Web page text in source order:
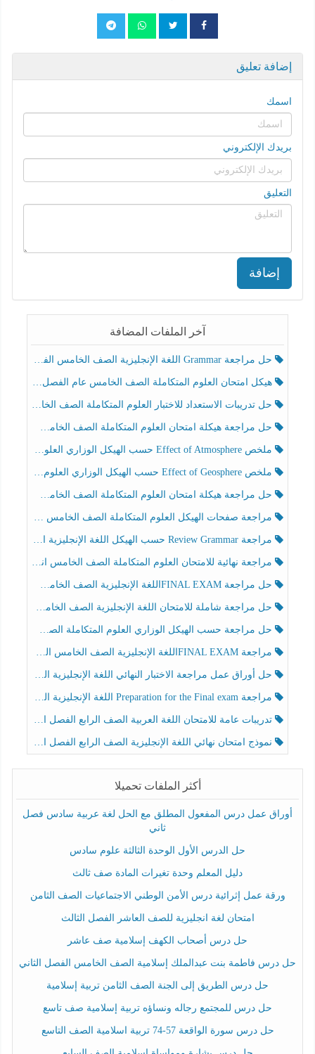
إضافة تعليق
اسمك
بريدك الإلكتروني
التعليق
إضافة
آخر الملفات المضافة
حل مراجعة Grammar اللغة الإنجليزية الصف الخامس الفصل الثالث
هيكل امتحان العلوم المتكاملة الصف الخامس عام الفصل الدراسي الثالث 2025-2026
حل تدريبات الاستعداد للاختبار العلوم المتكاملة الصف الخامس عام الفصل الثالث
حل مراجعة هيكلة امتحان العلوم المتكاملة الصف الخامس انسبير الفصل الثالث
ملخص Effect of Atmosphere حسب الهيكل الوزاري العلوم المتكاملة الصف الخامس انسبير الفصل الثالث
ملخص Effect of Geosphere حسب الهيكل الوزاري العلوم المتكاملة الصف الخامس انسبير الفصل الثالث
حل مراجعة هيكلة امتحان العلوم المتكاملة الصف الخامس عام الفصل الثالث
مراجعة صفحات الهيكل العلوم المتكاملة الصف الخامس انسبير الفصل الثالث
مراجعة Review Grammar حسب الهيكل اللغة الإنجليزية الصف الخامس الفصل الثالث
مراجعة نهائية للامتحان العلوم المتكاملة الصف الخامس انسبير الفصل الثالث
حل مراجعة FINAL EXAMاللغة الإنجليزية الصف الخامس الفصل الثالث
حل مراجعة شاملة للامتحان اللغة الإنجليزية الصف الخامس الفصل الثالث
حل مراجعة حسب الهيكل الوزاري العلوم المتكاملة الصف الخامس عام الفصل الثالث
مراجعة FINAL EXAMاللغة الإنجليزية الصف الخامس الفصل الثالث
حل أوراق عمل مراجعة الاختبار النهائي اللغة الإنجليزية الصف الرابع الفصل الثالث
مراجعة Preparation for the Final exam اللغة الإنجليزية الصف الرابع الفصل الثالث
تدريبات عامة للامتحان اللغة العربية الصف الرابع الفصل الثالث
نموذج امتحان نهائي اللغة الإنجليزية الصف الرابع الفصل الثالث
أكثر الملفات تحميلا
أوراق عمل درس المفعول المطلق مع الحل لغة عربية سادس فصل
ثاني
حل الدرس الأول الوحدة الثالثة علوم سادس
دليل المعلم وحدة تغيرات المادة صف ثالث
ورقة عمل إثرائية درس الأمن الوطني الاجتماعيات الصف الثامن
امتحان لغة انجليزية للصف العاشر الفصل الثالث
حل درس أصحاب الكهف إسلامية صف عاشر
حل درس فاطمة بنت عبدالملك إسلامية الصف الخامس الفصل الثاني
حل درس الطريق إلى الجنة الصف الثامن تربية إسلامية
حل درس للمجتمع رجاله ونساؤه تربية إسلامية صف تاسع
حل درس سورة الواقعة 57-74 تربية اسلامية الصف التاسع